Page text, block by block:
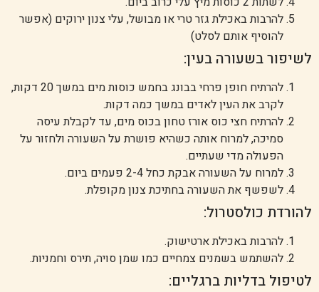
להרבות באכילת גזר טרי או מבושל, עלי צנון ירוקים (אפשר
להוסיף אותם לסלט)
לשיפור בשעורה בעין:
להרתיח חופן פרחי בבונג בחמש כוסות מים במשך 20 דקות,
לקרב את העין לאדים במשך כמה דקות.
להרתיח חצי כוס אורז טחון בכוס מים, עד לקבלת עיסה
סמיכה, למרוח אותה כשהיא פושרת על השעורה ולחזור על
הפעולה מדי שעתיים.
למרוח על השעורה אבקת כחל 2-4 פעמים ביום.
לשפשף את השעורה בחתיכת צנון מקופלת.
להורדת כולסטרול:
להרבות באכילת ארטישוק.
להשתמש בשמנים צמחיים כמו שמן סויה, תירס וחמניות.
לטיפול בדליות ברגליים: